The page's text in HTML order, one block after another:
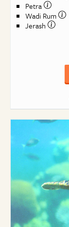
Petra
Wadi Rum
Jerash